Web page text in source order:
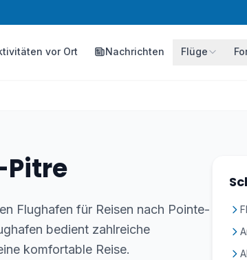
vor Ort Nachrichten Flüge
Pitre
Flughafen für Reisen nach Pointe-
bedient zahlreiche
komfortable Reise.